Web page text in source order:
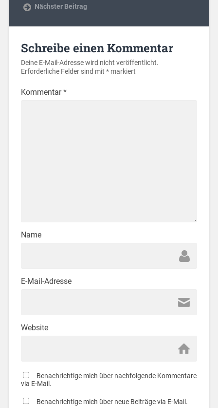
Nächster Beitrag
Schreibe einen Kommentar
Deine E-Mail-Adresse wird nicht veröffentlicht.
Erforderliche Felder sind mit *markiert
Kommentar*
Name
E-Mail-Adresse
Website
Benachrichtige mich über nachfolgende Kommentare
via E-Mail.
Benachrichtige mich über neue Beiträge via E-Mail.